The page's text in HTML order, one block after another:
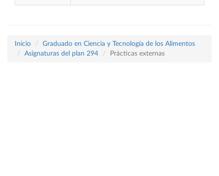
Inicio
Graduado en Ciencia y Tecnología de los Alimentos
Asignaturas del plan 294
Prácticas externas